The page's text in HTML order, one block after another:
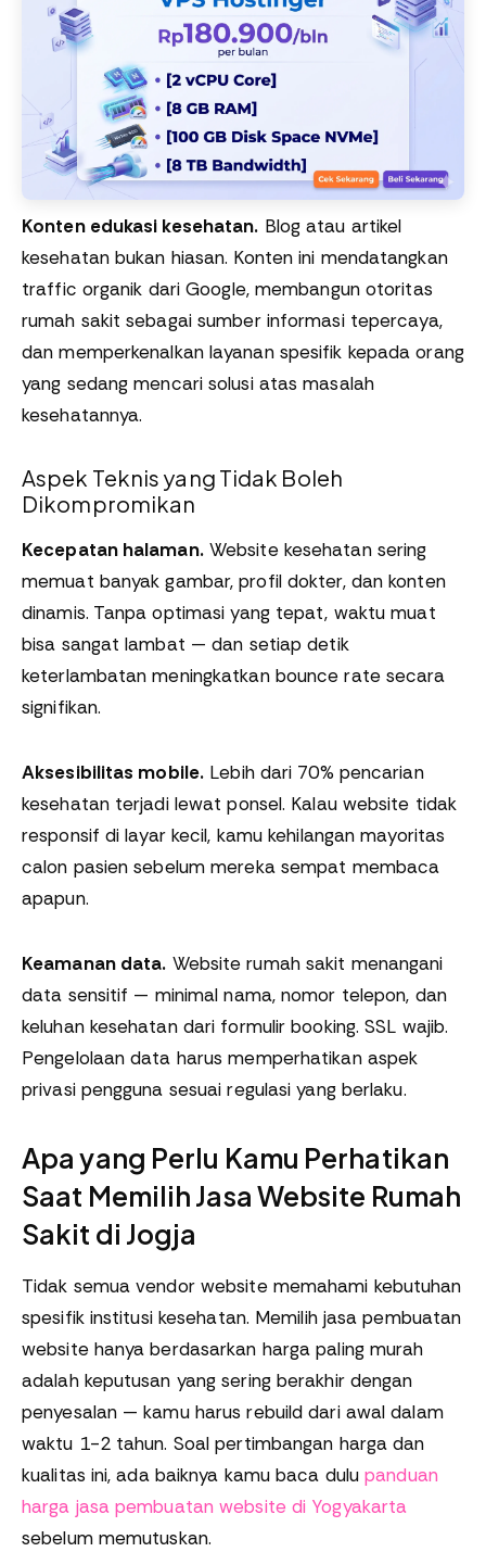
Konten edukasi kesehatan. Blog atau artikel
kesehatan bukan hiasan. Konten ini mendatangkan
traffic organik dari Google, membangun otoritas
rumah sakit sebagai sumber informasi tepercaya,
dan memperkenalkan layanan spesifik kepada orang
yang sedang mencari solusi atas masalah
kesehatannya.
Aspek Teknis yang Tidak Boleh
Dikompromikan
Kecepatan halaman.Website kesehatan sering
memuat banyak gambar, profil dokter, dan konten
dinamis. Tanpa optimasi yang tepat, waktu muat
bisa sangat lambat — dan setiap detik
keterlambatan meningkatkan bounce rate secara
signifikan.
Aksesibilitas mobile. Lebih dari 70% pencarian
kesehatan terjadi lewat ponsel. Kalau website tidak
responsif di layar kecil, kamu kehilangan mayoritas
calon pasien sebelum mereka sempat membaca
apapun.
Keamanan data. Website rumah sakit menangani
data sensitif — minimal nama, nomor telepon, dan
keluhan kesehatan dari formulir booking. SSL wajib.
Pengelolaan data harus memperhatikan aspek
privasi pengguna sesuai regulasi yang berlaku.
Apa yang Perlu Kamu Perhatikan
Saat Memilih Jasa Website Rumah
Sakit di Jogja
Tidak semua vendor website memahami kebutuhan
spesifik institusi kesehatan. Memilih jasa pembuatan
website hanya berdasarkan harga paling murah
adalah keputusan yang sering berakhir dengan
penyesalan — kamu harus rebuild dari awal dalam
waktu 1-2 tahun. Soal pertimbangan harga dan
kualitas ini, ada baiknya kamu baca dulupanduan
harga jasa pembuatan website di Yogyakarta
sebelum memutuskan.